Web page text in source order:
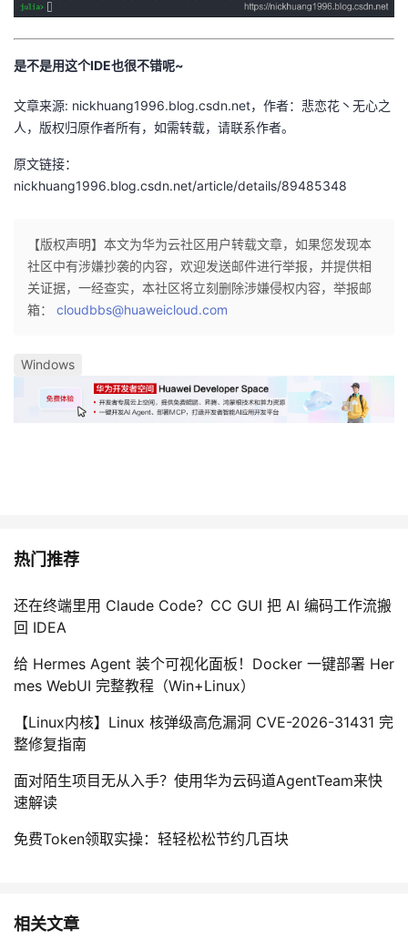
是不是用这个IDE也很不错呢~
文章来源: nickhuang1996.blog.csdn.net，作者：悲恋花丶无心之
人，版权归原作者所有，如需转载，请联系作者。
原文链接：
nickhuang1996.blog.csdn.net/article/details/89485348
【版权声明】本文为华为云社区用户转载文章，如果您发现本
社区中有涉嫌抄袭的内容，欢迎发送邮件进行举报，并提供相
关证据，一经查实，本社区将立刻删除涉嫌侵权内容，举报邮
箱： cloudbbs@huaweicloud.com
Windows
热门推荐
还在终端里用 Claude Code？CC GUI 把 AI 编码工作流搬
回 IDEA
给 Hermes Agent 装个可视化面板！Docker 一键部署 Her
mes WebUI 完整教程（Win+Linux）
【Linux内核】Linux 核弹级高危漏洞 CVE-2026-31431 完
整修复指南
面对陌生项目无从入手？使用华为云码道AgentTeam来快
速解读
免费Token领取实操：轻轻松松节约几百块
相关文章